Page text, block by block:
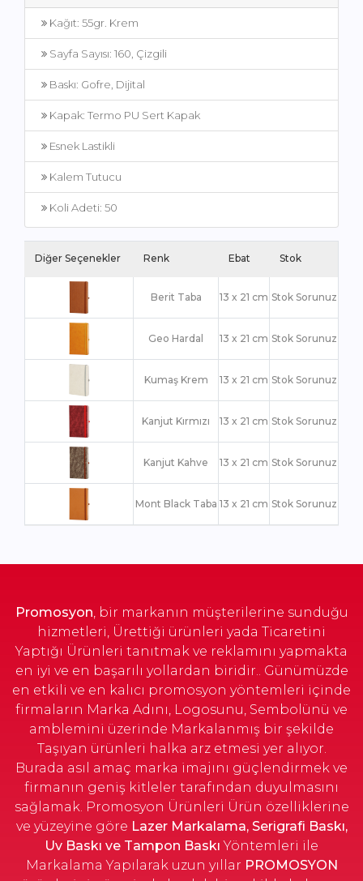
Kağıt: 55gr. Krem
Sayfa Sayısı: 160, Çizgili
Baskı: Gofre, Dijital
Kapak: Termo PU Sert Kapak
Esnek Lastikli
Kalem Tutucu
Koli Adeti: 50
Diğer Seçenekler Renk Ebat Stok
Berit Taba 13 x 21 cm Stok Sorunuz
Geo Hardal 13 x 21 cm Stok Sorunuz
Kumaş Krem 13 x 21 cm Stok Sorunuz
Kanjut Kırmızı 13 x 21 cm Stok Sorunuz
Kanjut Kahve 13 x 21 cm Stok Sorunuz
Mont Black Taba 13 x 21 cm Stok Sorunuz
Nanda Krem 13 x 21 cm Stok Sorunuz
Porto Yeşil 13 x 21 cm Stok Sorunuz
Promosyon, bir markanın müşterilerine sunduğu
hizmetleri, Ürettiği ürünleri yada Ticaretini
Yaptığı Ürünleri tanıtmak ve reklamını yapmakta
en iyi ve en başarılı yollardan biridir.. Günümüzde
en etkili ve en kalıcı promosyon yöntemleri içinde
firmaların Marka Adını, Logosunu, Sembolünü ve
amblemini üzerinde Markalanmış bir şekilde
Taşıyan ürünleri halka arz etmesi yer alıyor.
Burada asıl amaç marka imajını güçlendirmek ve
firmanın geniş kitleler tarafından duyulmasını
sağlamak. Promosyon Ürünleri Ürün özelliklerine
ve yüzeyine göre Lazer Markalama, Serigrafi Baskı,
Uv Baskı ve Tampon Baskı Yöntemleri ile
Markalama Yapılarak uzun yıllar PROMOSYON